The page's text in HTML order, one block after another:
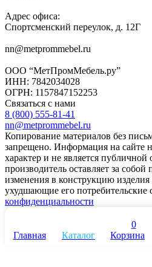
Адрес офиса:
Спортсменский переулок, д. 12Г
nn@metprommebel.ru
ООО “МетПромМебель.ру”
ИНН: 7842034028
ОГРН: 1157847152253
Связаться с нами
8 (800) 555-81-41
nn@metprommebel.ru
Копирование материалов без
запрещено. Информация на сайте
характер и не является публичной
производитель оставляет за
изменения в конструкцию
ухудшающие его потребительские
конфиденциальности
Главная Каталог
0
Корзина